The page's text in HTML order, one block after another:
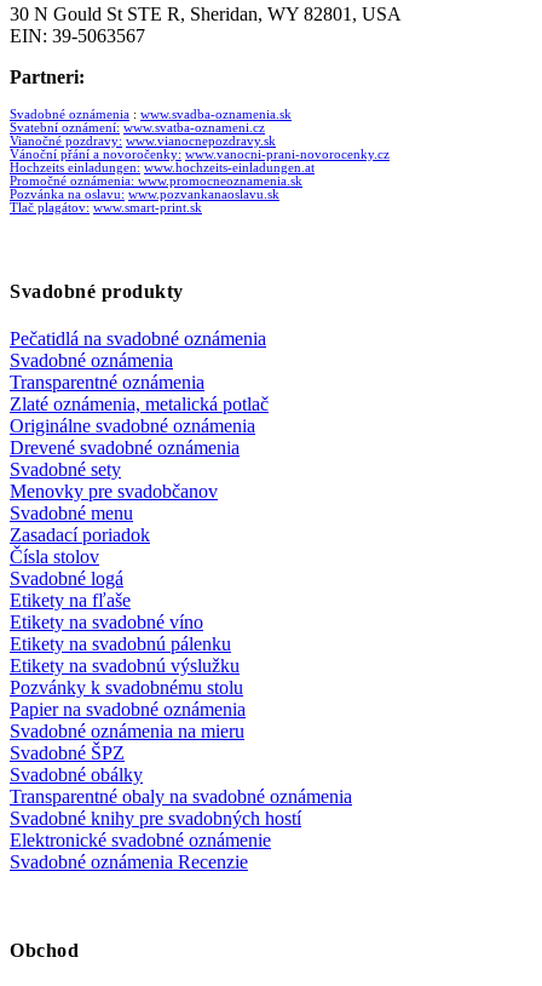
30 N Gould St STE R, Sheridan, WY 82801, USA
EIN: 39-5063567
Partneri:
Svadobné oznámenia : www.svadba-oznamenia.sk
Svatební oznámení: www.svatba-oznameni.cz
Vianočné pozdravy: www.vianocnepozdravy.sk
Vánoční přání a novoročenky: www.vanocni-prani-novorocenky.cz
Hochzeits einladungen: www.hochzeits-einladungen.at
Promočné oznámenia: www.promocneoznamenia.sk
Pozvánka na oslavu: www.pozvankanaoslavu.sk
Tlač plagátov: www.smart-print.sk
Svadobné produkty
Pečatidlá na svadobné oznámenia
Svadobné oznámenia
Transparentné oznámenia
Zlaté oznámenia, metalická potlač
Originálne svadobné oznámenia
Drevené svadobné oznámenia
Svadobné sety
Menovky pre svadobčanov
Svadobné menu
Zasadací poriadok
Čísla stolov
Svadobné logá
Etikety na fľaše
Etikety na svadobné víno
Etikety na svadobnú pálenku
Etikety na svadobnú výslužku
Pozvánky k svadobnému stolu
Papier na svadobné oznámenia
Svadobné oznámenia na mieru
Svadobné ŠPZ
Svadobné obálky
Transparentné obaly na svadobné oznámenia
Svadobné knihy pre svadobných hostí
Elektronické svadobné oznámenie
Svadobné oznámenia Recenzie
Obchod